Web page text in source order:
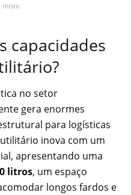
misto
capacidades
no setor
gera enormes
para logísticas
inova com um
apresentando uma
litros, um espaço
longos fardos e